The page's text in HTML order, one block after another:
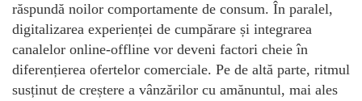
răspundă noilor comportamente de consum. În paralel,
digitalizarea experienței de cumpărare și integrarea
canalelor online-offline vor deveni factori cheie în
diferențierea ofertelor comerciale. Pe de altă parte, ritmul
susținut de creștere a vânzărilor cu amănuntul, mai ales